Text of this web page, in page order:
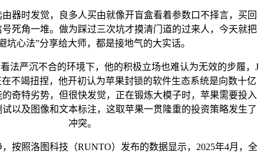
时发觉，良多人买由就像开盲盒看着参数口不择言，买回
死角一堆。做为踩过三次坑才摸清门道的过来人，今天就把
坑心法”分享给大师，都是接地气的大实话。
严沉不合的环境下，他的积极立场也难认为无效的步履，J
不竭扭捏，他开初认为苹果封锁的软件生态系统是向数十亿
奇特劣势，但很快发觉，正在锻炼大模子时，苹果需要投入
以及图像和文本标注，这取苹果一贯隆重的投资策略发生了
冲突。
照洛图科技（RUNTO）发布的数据显示，2025年4月，全